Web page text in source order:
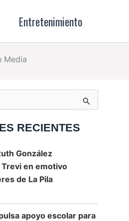
Entretenimiento
Media
RECIENTES
González
Trevi en emotivo
de La Pila
apoyo escolar para